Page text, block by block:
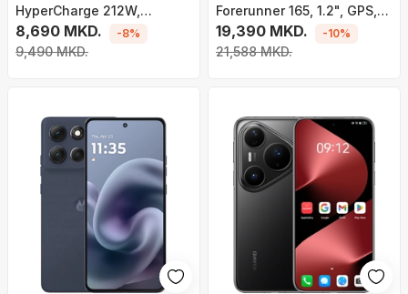
HyperCharge 212W,
25000mAh, ekran me
ngjyra, transparent
8,690 MKD.
9,490 MKD.
-8%
Forerunner 165, 1.2", GPS,
AMOLED, e zezë
19,390 MKD.
21,588 MKD.
-10%